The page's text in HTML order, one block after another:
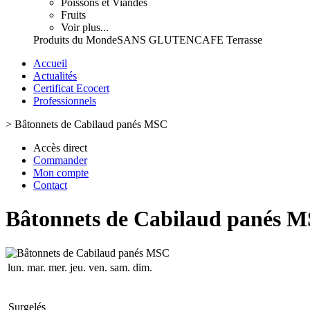
Poissons et Viandes
Fruits
Voir plus...
Produits du MondeSANS GLUTENCAFE Terrasse
Accueil
Actualités
Certificat Ecocert
Professionnels
> Bâtonnets de Cabilaud panés MSC
Accès direct
Commander
Mon compte
Contact
Bâtonnets de Cabilaud panés
lun. mar. mer. jeu. ven. sam. dim.
Surgelés